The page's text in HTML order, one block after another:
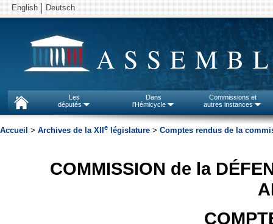
English Deutsch
Les
députés
Dans
l'Hémicycle
Commissions et
autres instances
Accueil > Archives de la XII e législature > Comptes rendus de la
COMMISSION de la